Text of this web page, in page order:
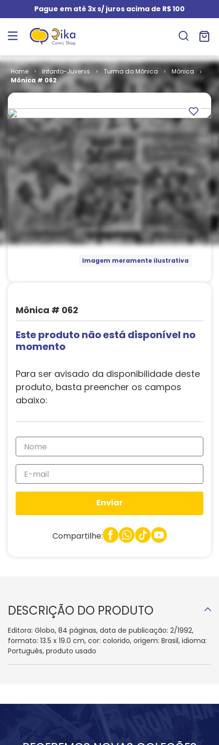
Pague em até 3x s/ juros acima de R$ 100
Infanto-Juvenis Turma da Mônica
Mônica
Mônica # 062
Imagem meramente ilustrativa
Mônica # 062
Este produto não está disponível no
momento
Para ser avisado da disponibilidade deste
produto, basta preencher os campos
abaixo:
Enviar
Compartilhe:
DESCRIÇÃO DO PRODUTO
Editora: Globo, 84 páginas, data de publicação: 2/1992,
formato: 13.5 x 19.0 cm, cor: colorido, origem: Brasil, idioma:
Português, produto usado